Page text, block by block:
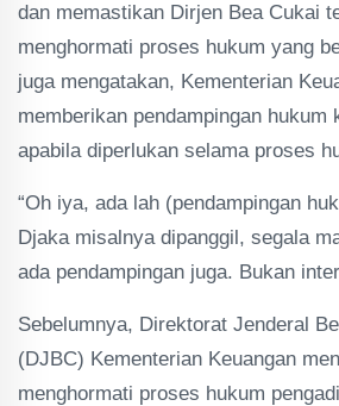
dan memastikan Dirjen Bea Cukai
menghormati proses hukum yang
juga mengatakan, Kementerian
memberikan pendampingan hukum
apabila diperlukan selama proses
“Oh iya, ada lah (pendampingan
Djaka misalnya dipanggil, segala
ada pendampingan juga. Bukan
Sebelumnya, Direktorat Jenderal
(DJBC) Kementerian Keuangan
menghormati proses hukum